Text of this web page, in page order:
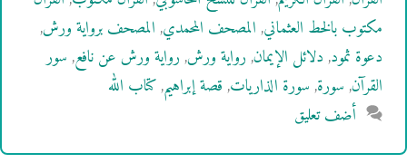
مكتوب بالخط العثماني,المصحف المحمدي,المصحف برواية ورش,
دعوة ثمود,دلائل الإيمان,رواية ورش,رواية ورش عن نافع,سور
القرآن,سورة,سورة الذاريات,قصة إبراهيم,كتاب الله
أضف تعليق